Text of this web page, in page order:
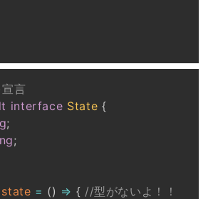
言
interface State {
;
;
state = () => { //型がないよ！！